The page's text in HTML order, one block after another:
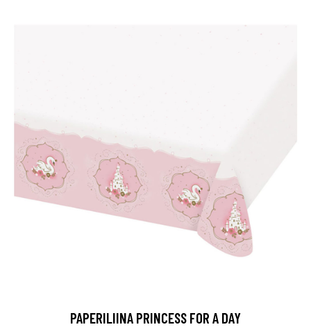
PAPERILIINA PRINCESS FOR A DAY